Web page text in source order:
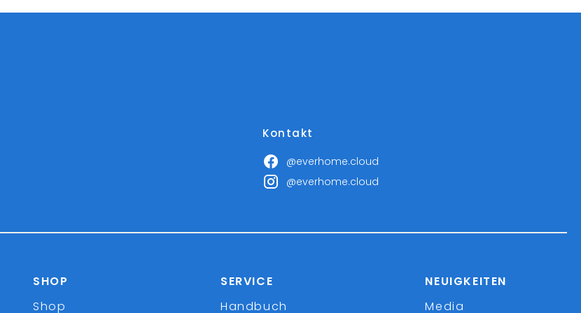
Kontakt
@everhome.cloud
@everhome.cloud
SHOP
Shop
SERVICE
Handbuch
NEUIGKEITEN
Media